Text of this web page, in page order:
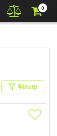
0
Фільтр